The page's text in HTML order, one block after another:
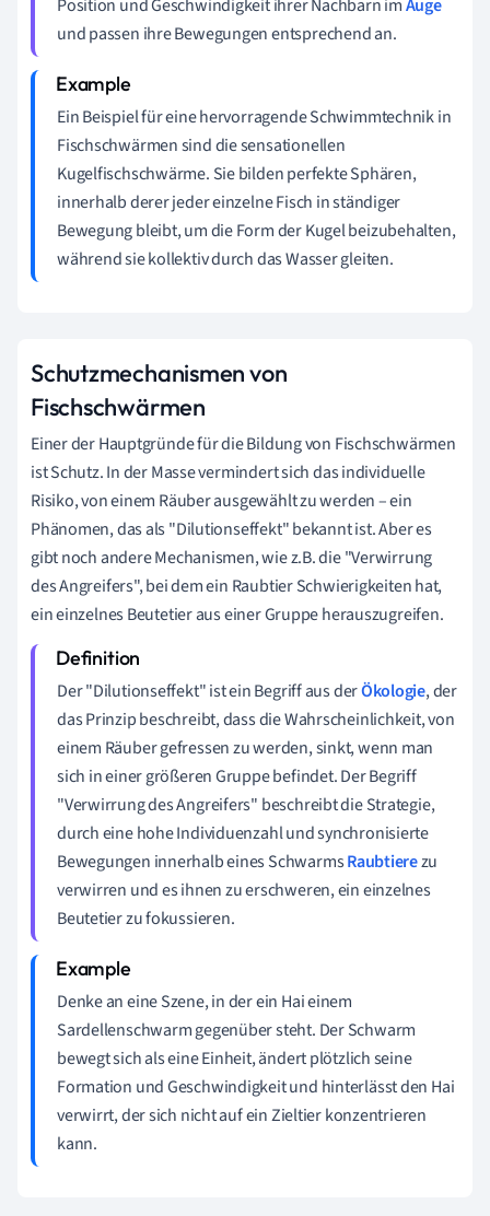
Position und Geschwindigkeit ihrer Nachbarn imAuge
und passen ihre Bewegungen entsprechend an.
Ein Beispiel für eine hervorragende Schwimmtechnik in
Fischschwärmen sind die sensationellen
Kugelfischschwärme. Sie bilden perfekte Sphären,
innerhalb derer jeder einzelne Fisch in ständiger
Bewegung bleibt, um die Form der Kugel beizubehalten,
während sie kollektiv durch das Wasser gleiten.
Schutzmechanismen von
Fischschwärmen
Einer der Hauptgründe für die Bildung von Fischschwärmen
ist Schutz. In der Masse vermindert sich das individuelle
Risiko, von einem Räuber ausgewählt zu werden – ein
Phänomen, das als "Dilutionseffekt" bekannt ist. Aber es
gibt noch andere Mechanismen, wie z.B. die "Verwirrung
des Angreifers", bei dem ein Raubtier Schwierigkeiten hat,
ein einzelnes Beutetier aus einer Gruppe herauszugreifen.
Der "Dilutionseffekt" ist ein Begriff aus derÖkologie, der
das Prinzip beschreibt, dass die Wahrscheinlichkeit, von
einem Räuber gefressen zu werden, sinkt, wenn man
sich in einer größeren Gruppe befindet. Der Begriff
"Verwirrung des Angreifers" beschreibt die Strategie,
durch eine hohe Individuenzahl und synchronisierte
Bewegungen innerhalb eines SchwarmsRaubtierezu
verwirren und es ihnen zu erschweren, ein einzelnes
Beutetier zu fokussieren.
Denke an eine Szene, in der ein Hai einem
Sardellenschwarm gegenüber steht. Der Schwarm
bewegt sich als eine Einheit, ändert plötzlich seine
Formation und Geschwindigkeit und hinterlässt den Hai
verwirrt, der sich nicht auf ein Zieltier konzentrieren
kann.